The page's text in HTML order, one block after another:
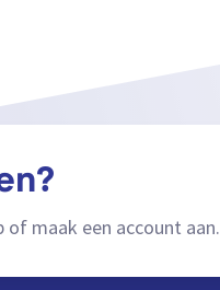
maak een account aan.